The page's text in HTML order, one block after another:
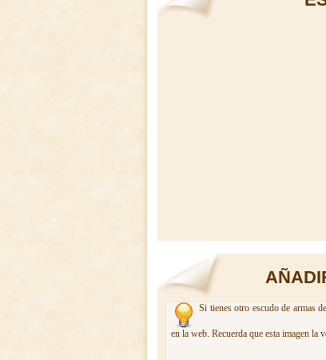
Si tienes otro escudo de armas
en la web. Recuerda que esta imagen la